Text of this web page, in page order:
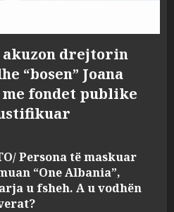
akuzon drejtorin
“bosen” Joana
fondet publike
Persona të maskuar
“One Albania”,
u fsheh. A u vodhën